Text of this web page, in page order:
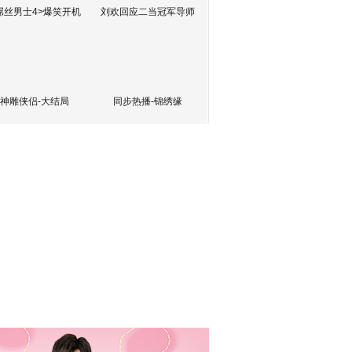
丝男士4>爆笑开机 刘欢回应二当冠军导师
神雕侠侣-大结局 同步热播-锦绣缘